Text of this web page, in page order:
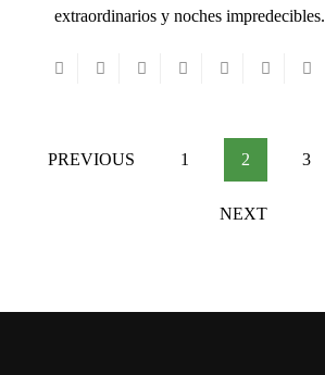
extraordinarios y noches impredecibles.
PREVIOUS 1 2 3
NEXT